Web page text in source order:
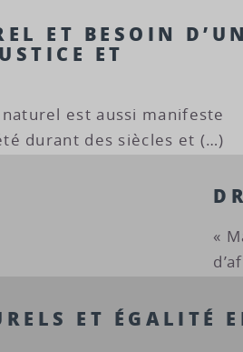
ET BESOIN D’UN
ET
est aussi manifeste
durant des siècles et (…)
«
ET ÉGALITÉ